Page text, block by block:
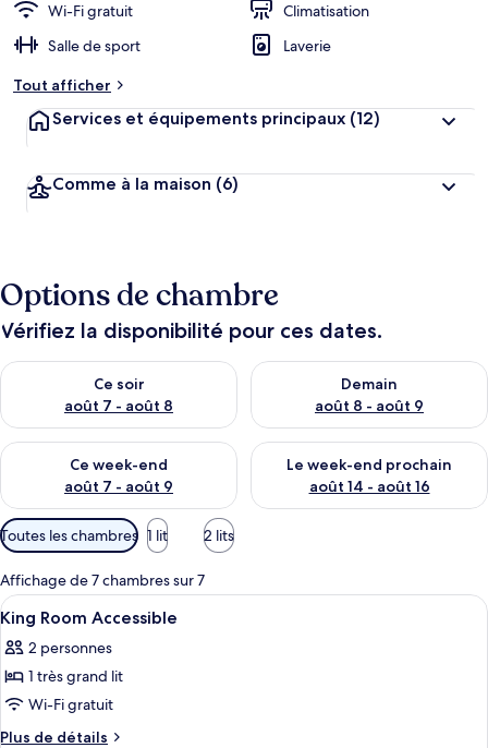
Wi-Fi gratuit
Climatisation
Salle de sport
Laverie
Tout afficher
Services et équipements principaux (12)
Comme à la maison (6)
Options de chambre
Vérifiez la disponibilité pour ces dates.
Ce soir
août 7 - août 8
Vérifier la disponibilité pour ce soir août 7 - août 8
Demain
août 8 - août 9
Vérifier la disponibilité pour
Ce week-end
août 7 - août 9
Vérifier la disponibilité pour ce week-end août 7 - août 9
Le week-end prochain
août 14 - août 16
Vérifier la disponibilité pour
Filtres
disponibles
pour
les
chambres
Toutes les chambres 1 lit 2 lits
Affichage de 7 chambres sur 7
Afficher
toutes
les
photos
pour
ce
Coffres-forts dans les chambres,
10
King Room Accessible
2 personnes
1 très grand lit
Wi-Fi gratuit
Plus de détails
Plus